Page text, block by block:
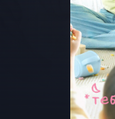
Регистрация